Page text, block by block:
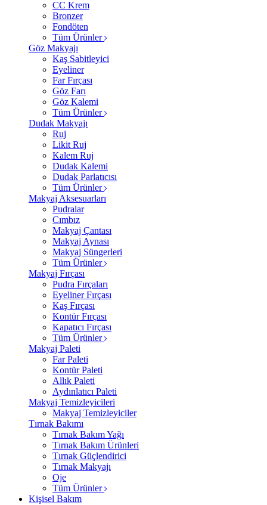
CC Krem
Bronzer
Fondöten
Tüm Ürünler
Göz Makyajı
Kaş Sabitleyici
Eyeliner
Far Fırçası
Göz Farı
Göz Kalemi
Tüm Ürünler
Dudak Makyajı
Ruj
Likit Ruj
Kalem Ruj
Dudak Kalemi
Dudak Parlatıcısı
Tüm Ürünler
Makyaj Aksesuarları
Pudralar
Cımbız
Makyaj Çantası
Makyaj Aynası
Makyaj Süngerleri
Tüm Ürünler
Makyaj Fırçası
Pudra Fırçaları
Eyeliner Fırçası
Kaş Fırçası
Kontür Fırçası
Kapatıcı Fırçası
Tüm Ürünler
Makyaj Paleti
Far Paleti
Kontür Paleti
Allık Paleti
Aydınlatıcı Paleti
Makyaj Temizleyicileri
Makyaj Temizleyiciler
Tırnak Bakımı
Tırnak Bakım Yağı
Tırnak Bakım Ürünleri
Tırnak Güçlendirici
Tırnak Makyajı
Oje
Tüm Ürünler
Kişisel Bakım